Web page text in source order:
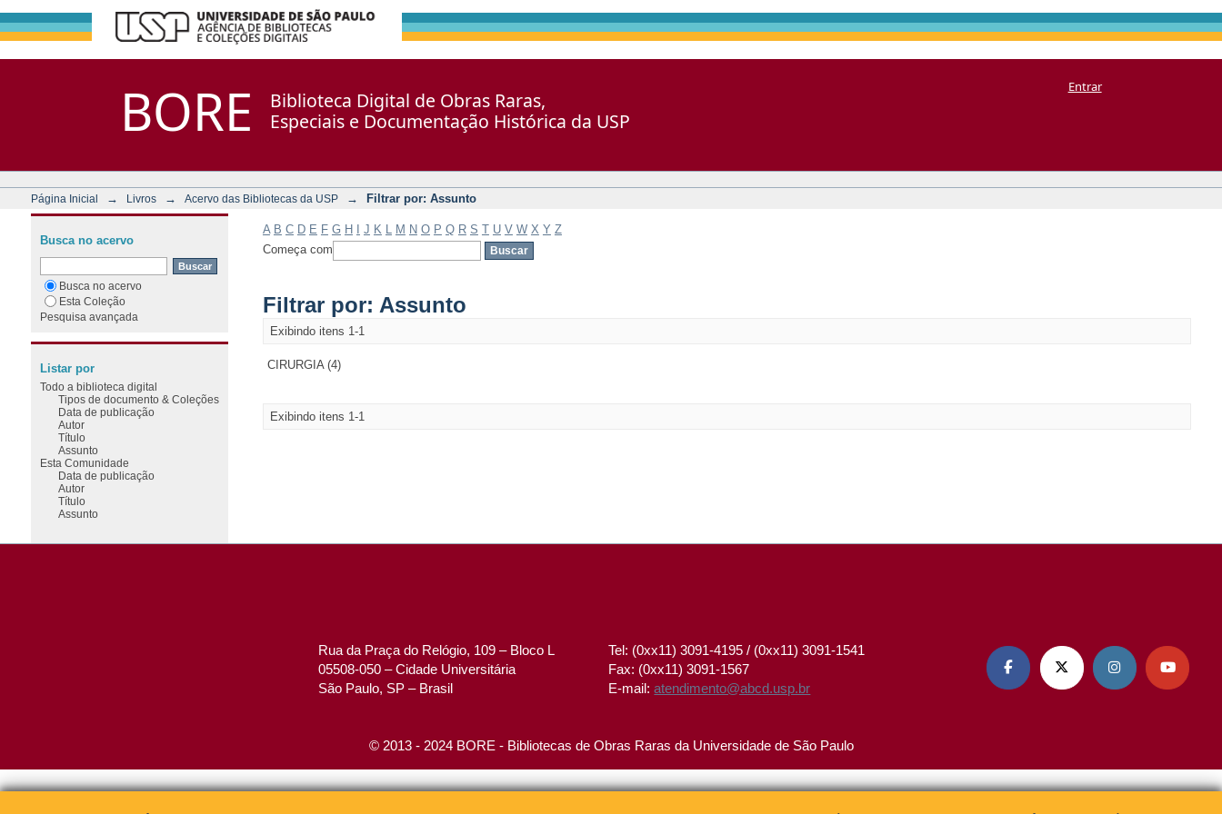
BORE
Biblioteca Digital de Obras Raras,
Especiais e Documentação Histórica da USP
Entrar
Página Inicial → Livros → Acervo das Bibliotecas da USP → Filtrar por: Assunto
A B C D E F G H J K M N O P Q R S T U V W X Y Z
Começa com
Filtrar por: Assunto
Exibindo itens 1-1
CIRURGIA (4)
Exibindo itens 1-1
Busca no acervo
Busca no acervo
Esta Coleção
Pesquisa avançada
Listar por
Todo a biblioteca digital
Tipos de documento & Coleções
Data de publicação
Autor
Título
Assunto
Esta Comunidade
Data de publicação
Autor
Título
Assunto
Rua da Praça do Relógio, 109 – Bloco L
05508-050 – Cidade Universitária
São Paulo, SP – Brasil
Tel: (0xx11) 3091-4195 / (0xx11) 3091-1541
Fax: (0xx11) 3091-1567
E-mail:atendimento@abcd.usp.br
   
© 2013 - 2024 BORE - Bibliotecas de Obras Raras da Universidade de São Paulo